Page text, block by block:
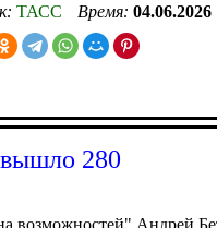
ТАСС Время: 04.06.2026
280
возможностей" Андрей